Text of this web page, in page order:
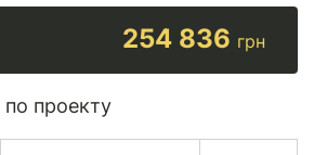
254 836 грн
по проекту